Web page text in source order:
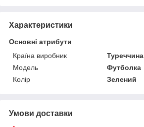
Характеристики
Основні атрибути
Країна виробник
Туреччина
Модель
Футболка
Колір
Зелений
Умови доставки